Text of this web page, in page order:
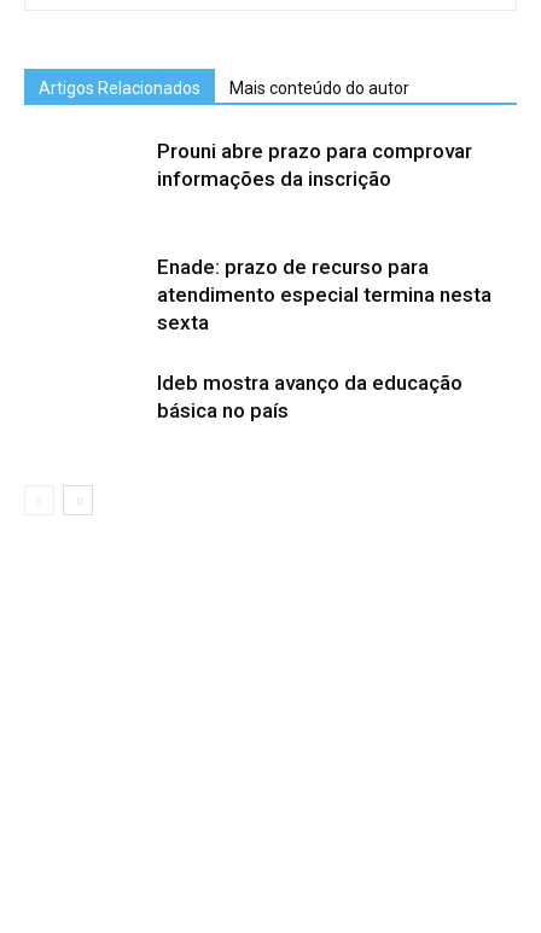
Artigos Relacionados Mais conteúdo do autor
Prouni abre prazo para comprovar
informações da inscrição
Enade: prazo de recurso para
atendimento especial termina nesta
sexta
Ideb mostra avanço da educação
básica no país